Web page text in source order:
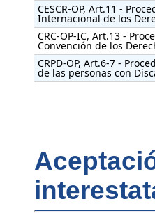
CESCR-OP, Art.11 -
Internacional de los
CRC-OP-IC, Art.13 -
Convención de los
CRPD-OP, Art.6-7 -
de las personas con